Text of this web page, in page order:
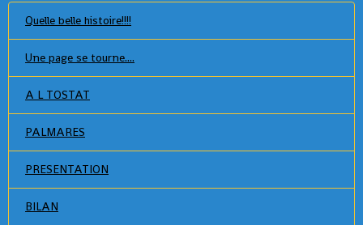
Quelle belle histoire!!!!
Une page se tourne....
A L TOSTAT
PALMARES
PRESENTATION
BILAN